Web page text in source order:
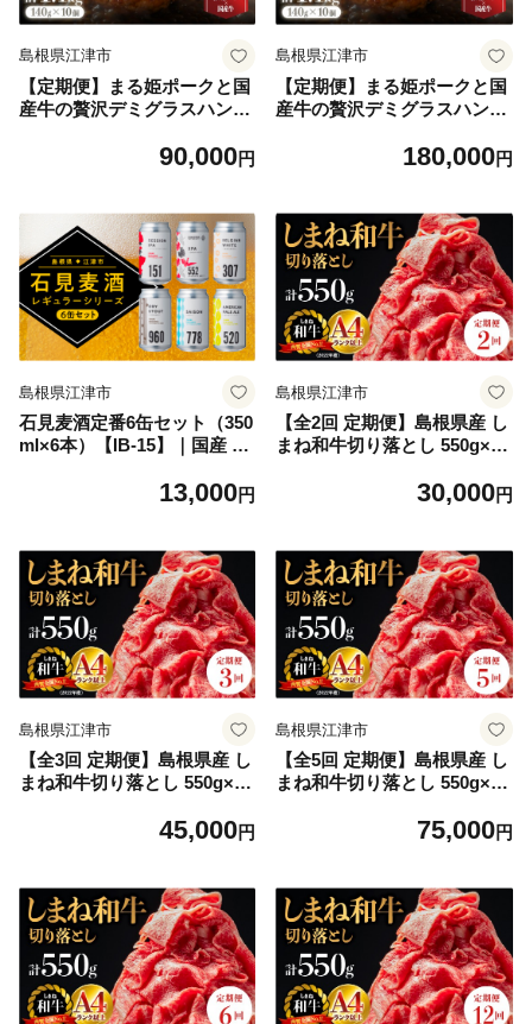
島根県江津市
【定期便】まる姫ポークと国
産牛の贅沢デミグラスハンバ
7 ハンバーグ 惣菜 調理済み
90,000円
島根県江津市
【定期便】まる姫ポークと国
産牛の贅沢デミグラスハンバ
O-8 ハンバーグ 惣菜 調理済
定期
180,000円
島根県江津市
石見麦酒定番6缶セット（350
ml×6本）【IB-15】｜国産 ビ
フトビール 缶ビール 350ml
べ セット 人気 おすすめ 島根
県 江津市
13,000円
島根県江津市
【全2回 定期便】島根県産 し
まね和牛切り落とし 550g×2
便 1.1kg しまね和牛 切り落と
き焼き しゃぶしゃぶ 贈物 プ
レゼント ギフト お取り寄せ
お取り寄せグルメ グルメ｜
【NK-4】
30,000円
島根県江津市
【全3回 定期便】島根県産 し
まね和牛切り落とし 550g×3
便 1.65kg しまね和牛 切り落
すき焼き しゃぶしゃぶ 贈物
プレゼント ギフト お取り寄
せ お取り寄せグルメ グルメ
｜【NK-5】
45,000円
島根県江津市
【全5回 定期便】島根県産 し
まね和牛切り落とし 550g×5
便 2.75kg しまね和牛 切り落
すき焼き しゃぶしゃぶ 贈物
プレゼント ギフト お取り寄
せ お取り寄せグルメ グルメ
｜【NK-6】
75,000円